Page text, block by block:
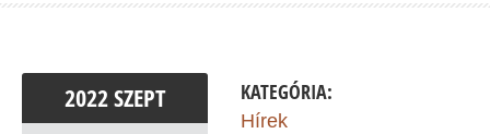
2022SZEPT KATEGÓRIA:
Hírek